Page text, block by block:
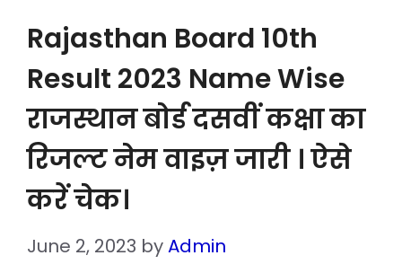
Rajasthan Board 10th
Result 2023 Name Wise
राजस्थान बोर्ड दसवीं कक्षा का
रिजल्ट नेम वाइज़ जारी । ऐसे
करें चेक।
June 2, 2023 byAdmin